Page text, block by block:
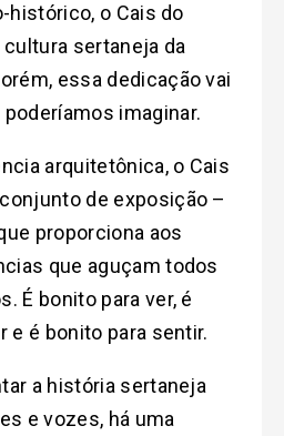
histórico, o Cais do
sertaneja da
essa dedicação vai
imaginar.
arquitetônica, o Cais
de exposição –
proporciona aos
que aguçam todos
É bonito para ver, é
e é bonito para sentir.
a história sertaneja
e vozes, há uma